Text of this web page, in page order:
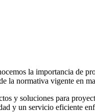
la importancia de
normativa vigente en
y soluciones para
y un servicio eficiente